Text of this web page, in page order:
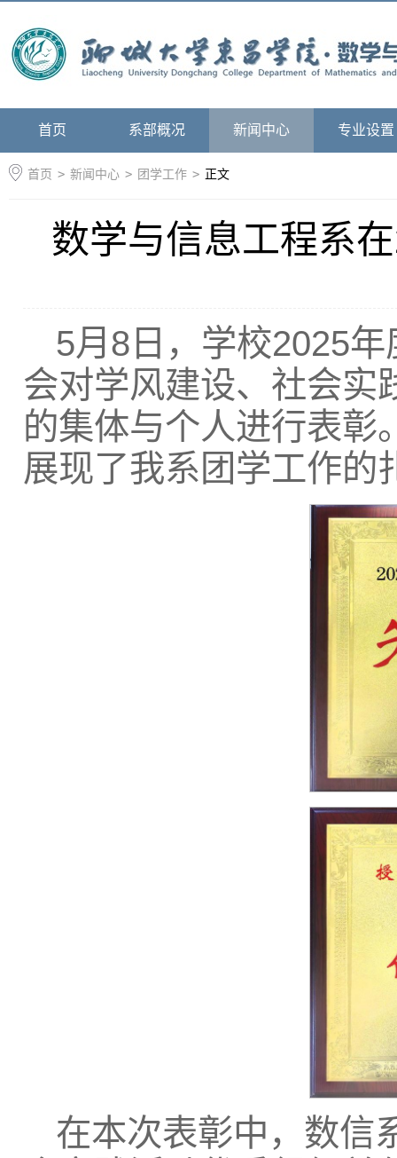
首页 系部概况 新闻中心 专业设置
首页 > 新闻中心 > 团学工作 > 正文
数学与信息工程系
5月8日，学校2025
会对学风建设、社会实
的集体与个人进行表彰
展现了我系团学工作的
在本次表彰中，数信